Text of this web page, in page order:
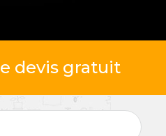
devis gratuit